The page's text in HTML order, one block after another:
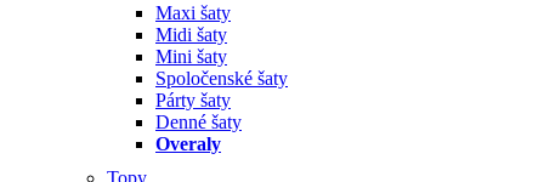
Maxi šaty
Midi šaty
Mini šaty
Spoločenské šaty
Párty šaty
Denné šaty
Overaly
Topy